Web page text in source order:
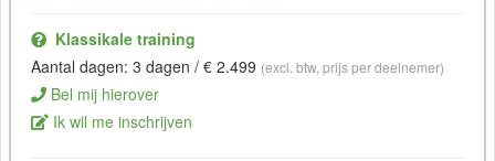
Klassikale training
Aantal dagen: 3 dagen / € 2.499 (excl. btw, prijs per deelnemer)
Bel mij hierover
Ik wil me inschrijven